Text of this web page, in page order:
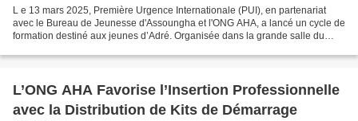
L e 13 mars 2025, Première Urgence Internationale (PUI), en partenariat
avec le Bureau de Jeunesse d'Assoungha et l'ONG AHA, a lancé un cycle de
formation destiné aux jeunes d’Adré. Organisée dans la grande salle du
L’ONG AHA Favorise l’Insertion Professionnelle
avec la Distribution de Kits de Démarrage